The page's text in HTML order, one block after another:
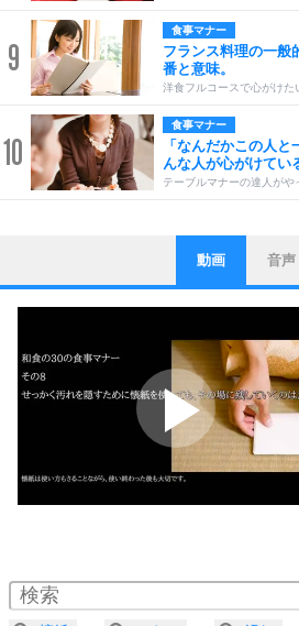
9
食事マナー
フランス料理の一般
番と意味。
洋食フルコースで心がけた
10
食事マナー
「なんだかこの人
んな人が心がけてい
テーブルマナーの達人が
1
ストレス対策
他人と比べない。
いっそのこと、他人
いらいらしない人になる
プラス思考
ポジティブになれな
ポジティブ思考になる30の
ストレス対策
人生、なんとかなる
気楽に生きる30の方法
4 器の大きい人は、怒
動画 音声
2.0倍速 （220KB 56秒）
2.5倍速 （176KB 44秒）